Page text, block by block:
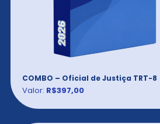
COMBO – Oficial de Justiça TRT-8
Valor: R$397,00